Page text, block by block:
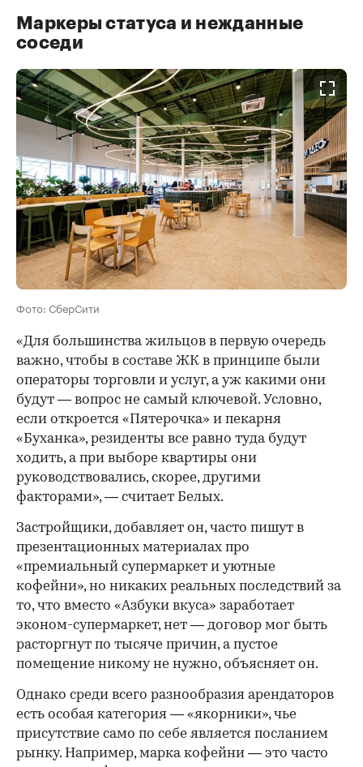
Маркеры статуса и нежданные
соседи
Фото: СберСити
«Для большинства жильцов в первую очередь
важно, чтобы в составе ЖК в принципе были
операторы торговли и услуг, а уж какими они
будут — вопрос не самый ключевой. Условно,
если откроется «Пятерочка» и пекарня
«Буханка», резиденты все равно туда будут
ходить, а при выборе квартиры они
руководствовались, скорее, другими
факторами», — считает Белых.
Застройщики, добавляет он, часто пишут в
презентационных материалах про
«премиальный супермаркет и уютные
кофейни», но никаких реальных последствий за
то, что вместо «Азбуки вкуса» заработает
эконом-супермаркет, нет — договор мог быть
расторгнут по тысяче причин, а пустое
помещение никому не нужно, объясняет он.
Однако среди всего разнообразия арендаторов
есть особая категория — «якорники», чье
присутствие само по себе является посланием
рынку. Например, марка кофейни — это часто